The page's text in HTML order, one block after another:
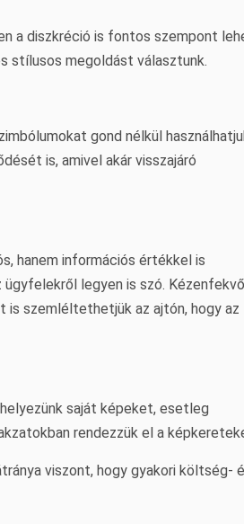
a diszkréció is fontos szempont
stílusos megoldást választunk.
gond nélkül
is, amivel akár visszajáró
hanem információs értékkel is
legyen is szó. Kézenfekvő
is szemléltethetjük az ajtón, hogy az
saját képeket, esetleg
rendezzük el a
viszont, hogy gyakori költség-